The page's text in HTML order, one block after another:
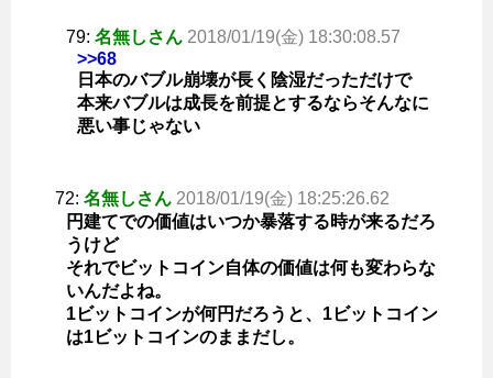
79: 名無しさん 2018/01/19(金) 18:30:08.57
>>68
日本のバブル崩壊が長く陰湿だっただけで
本来バブルは成長を前提とするならそんなに
悪い事じゃない
72: 名無しさん 2018/01/19(金) 18:25:26.62
円建てでの価値はいつか暴落する時が来るだろ
うけど
それでビットコイン自体の価値は何も変わらな
いんだよね。
1ビットコインが何円だろうと、1ビットコイン
は1ビットコインのままだし。